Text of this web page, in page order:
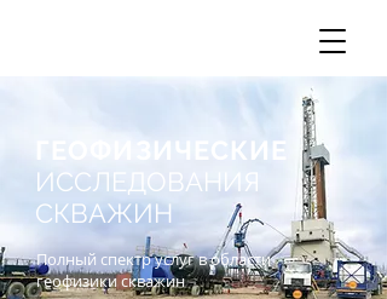
ГЕОФИЗИЧЕСКИЕ
ИССЛЕДОВАНИЯ
СКВАЖИН
Полный спектр услуг в области
геофизики скважин